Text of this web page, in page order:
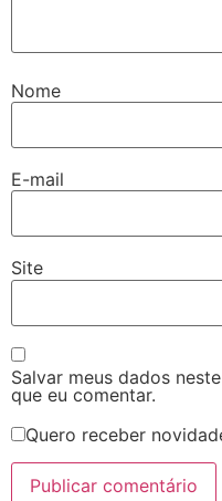
Nome
E-mail
Site
Salvar meus dados
que eu comentar.
Quero receber